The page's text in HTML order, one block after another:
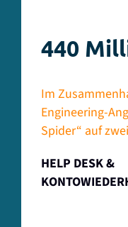
440
Im
Engineering-
Spider“ auf
HELP DESK &